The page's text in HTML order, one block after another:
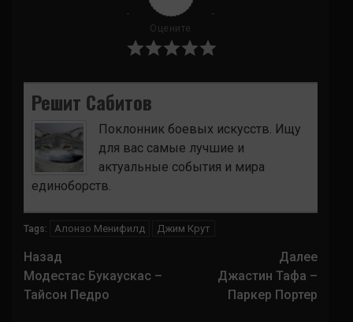
Оцените
Решит Сабитов
Поклонник боевых искусств. Ищу
для вас самые лучшие и
актуальные события и мира
единоборств.
Tags: Алонзо Менифилд Джим Крут
Навигация
записи
Назад
Модестас Букаускас –
Тайсон Педро
Далее
Джастин Тафа –
Паркер Портер